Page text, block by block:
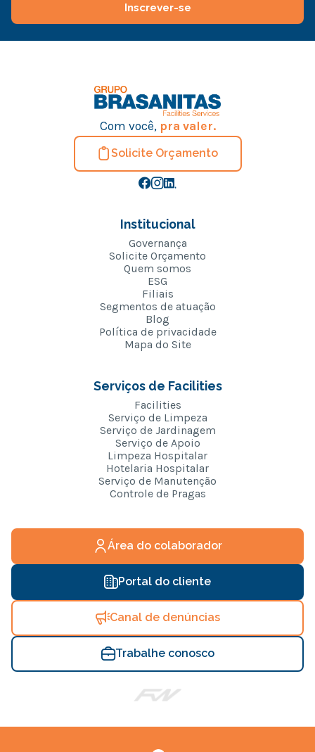
Inscrever-se
Com você, pra valer.
Solicite Orçamento
Institucional
Governança
Solicite Orçamento
Quem somos
ESG
Filiais
Segmentos de atuação
Blog
Política de privacidade
Mapa do Site
Serviços de Facilities
Facilities
Serviço de Limpeza
Serviço de Jardinagem
Serviço de Apoio
Limpeza Hospitalar
Hotelaria Hospitalar
Serviço de Manutenção
Controle de Pragas
Área do colaborador
Portal do cliente
Canal de denúncias
Trabalhe conosco